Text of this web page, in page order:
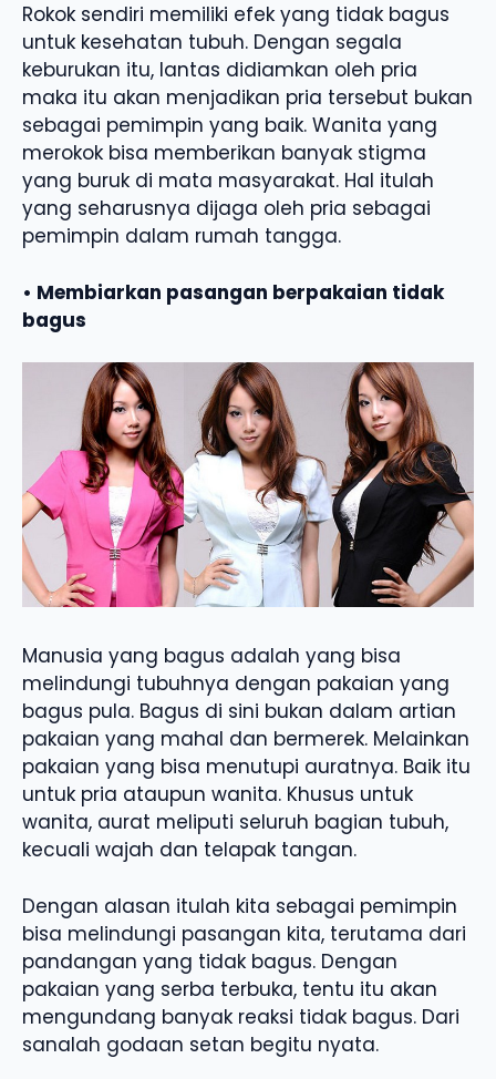
Rokok sendiri memiliki efek yang tidak bagus
untuk kesehatan tubuh. Dengan segala
keburukan itu, lantas didiamkan oleh pria
maka itu akan menjadikan pria tersebut bukan
sebagai pemimpin yang baik. Wanita yang
merokok bisa memberikan banyak stigma
yang buruk di mata masyarakat. Hal itulah
yang seharusnya dijaga oleh pria sebagai
pemimpin dalam rumah tangga.
• Membiarkan pasangan berpakaian tidak
bagus
Manusia yang bagus adalah yang bisa
melindungi tubuhnya dengan pakaian yang
bagus pula. Bagus di sini bukan dalam artian
pakaian yang mahal dan bermerek. Melainkan
pakaian yang bisa menutupi auratnya. Baik itu
untuk pria ataupun wanita. Khusus untuk
wanita, aurat meliputi seluruh bagian tubuh,
kecuali wajah dan telapak tangan.
Dengan alasan itulah kita sebagai pemimpin
bisa melindungi pasangan kita, terutama dari
pandangan yang tidak bagus. Dengan
pakaian yang serba terbuka, tentu itu akan
mengundang banyak reaksi tidak bagus. Dari
sanalah godaan setan begitu nyata.